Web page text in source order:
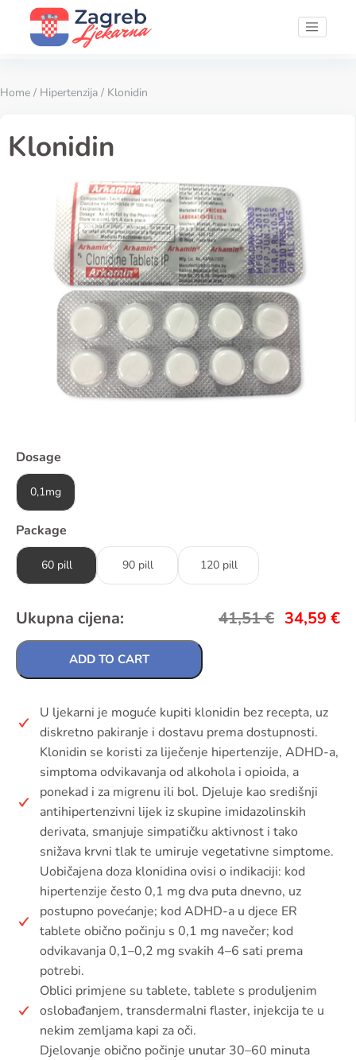
Home / Hipertenzija / Klonidin
Klonidin
Dosage
0,1mg
Package
60 pill 90 pill 120 pill
Ukupna cijena: 41,51€ 34,59 €
ADD TO CART
U ljekarni je moguće kupiti klonidin bez recepta, uz
diskretno pakiranje i dostavu prema dostupnosti.
Klonidin se koristi za liječenje hipertenzije, ADHD-a,
simptoma odvikavanja od alkohola i opioida, a
ponekad i za migrenu ili bol. Djeluje kao središnji
antihipertenzivni lijek iz skupine imidazolinskih
derivata, smanjuje simpatičku aktivnost i tako
snižava krvni tlak te umiruje vegetativne simptome.
Uobičajena doza klonidina ovisi o indikaciji: kod
hipertenzije često 0,1 mg dva puta dnevno, uz
postupno povećanje; kod ADHD-a u djece ER
tablete obično počinju s 0,1 mg navečer; kod
odvikavanja 0,1–0,2 mg svakih 4–6 sati prema
potrebi.
Oblici primjene su tablete, tablete s produljenim
oslobađanjem, transdermalni flaster, injekcija te u
nekim zemljama kapi za oči.
Djelovanje obično počinje unutar 30–60 minuta